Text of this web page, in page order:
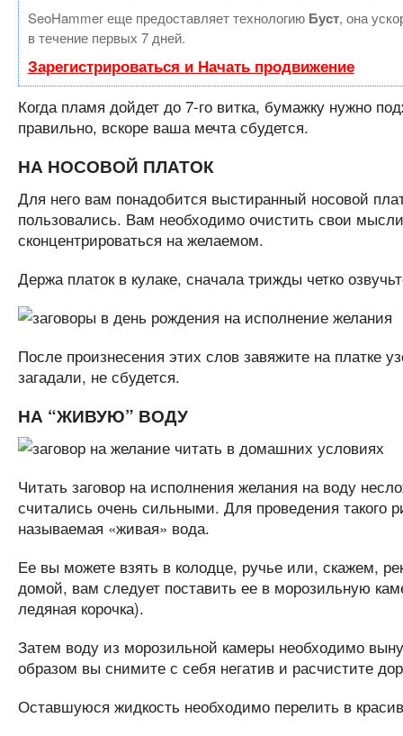
SeoHammer еще предоставляет технологию Буст, она
в течение первых 7 дней.
Зарегистрироваться и Начать продвижение
Когда пламя дойдет до 7-го витка, бумажку нужно
правильно, вскоре ваша мечта сбудется.
НА НОСОВОЙ ПЛАТОК
Для него вам понадобится выстиранный носовой
пользовались. Вам необходимо очистить свои
сконцентрироваться на желаемом.
Держа платок в кулаке, сначала трижды четко
После произнесения этих слов завяжите на платке
загадали, не сбудется.
НА “ЖИВУЮ” ВОДУ
Читать заговор на исполнения желания на воду
считались очень сильными. Для проведения такого
называемая «живая» вода.
Ее вы можете взять в колодце, ручье или, скажем,
домой, вам следует поставить ее в морозильную
ледяная корочка).
Затем воду из морозильной камеры необходимо
образом вы снимите с себя негатив и расчистите
Оставшуюся жидкость необходимо перелить в